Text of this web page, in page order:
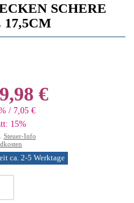
SCHERE
17,5CM
€
/ 7,05 €
15%
Steuer-Info
ca. 2-5 Werktage